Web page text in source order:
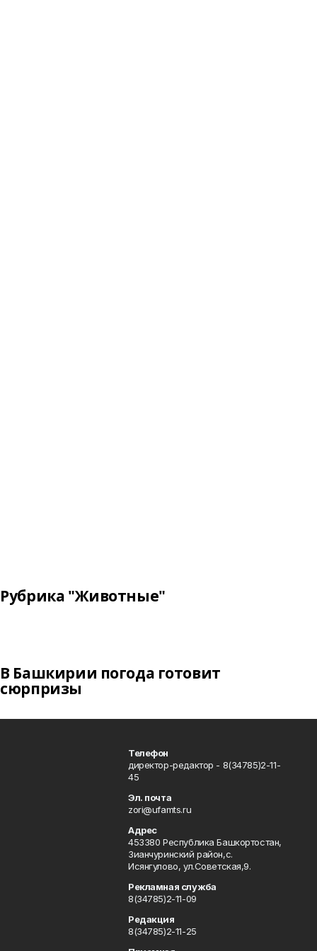
Рубрика "Животные"
В Башкирии погода готовит
сюрпризы
Телефон
директор-редактор - 8(34785)2-11-
45
Эл. почта
zori@ufamts.ru
Адрес
453380 Республика Башкортостан,
Зианчуринский район,с.
Исянгулово, ул.Советская,9.
Рекламная служба
8(34785)2-11-09
Редакция
8(34785)2-11-25